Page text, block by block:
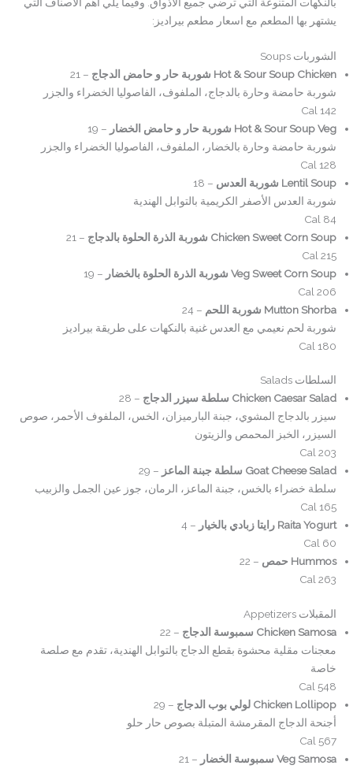
يشتهر بها المطعم مع اسعار مطعم بيراديز:
الشوربات Soups
Hot & Sour Soup Chicken شوربة حار و حامض الدجاج
– 21
شوربة حامضة وحارة بالدجاج، الملفوف، الفاصوليا الخضراء والجزر
142 Cal
Hot & Sour Soup Veg شوربة حار و حامض الخضار
– 19
شوربة حامضة وحارة بالخضار، الملفوف، الفاصوليا الخضراء والجزر
128 Cal
Lentil Soup شوربة العدس
– 18
شوربة العدس الأصفر الكريمية بالتوابل الهندية
84 Cal
Chicken Sweet Corn Soup شوربة الذرة الحلوة بالدجاج
– 21
215 Cal
Veg Sweet Corn Soup شوربة الذرة الحلوة بالخضار
– 19
206 Cal
Mutton Shorba شوربة اللحم
– 24
شوربة لحم نعيمي مع العدس غنية بالنكهات على طريقة بيراديز
180 Cal
السلطات Salads
Chicken Caesar Salad سلطة سيزر الدجاج
– 28
سيزر بالدجاج المشوي، جبنة البارميزان، الخس، الملفوف الأحمر، صوص
السيزر، الخبز المحمص والزيتون
203 Cal
Goat Cheese Salad سلطة جبنة الماعز
– 29
سلطة خضراء بالخس، جبنة الماعز، الرمان، جوز عين الجمل والزبيب
165 Cal
Raita Yogurt رايتا زبادي بالخيار
– 4
60 Cal
Hummos حمص
– 22
263 Cal
المقبلات Appetizers
Chicken Samosa سمبوسة الدجاج
– 22
معجنات مقلية محشوة بقطع الدجاج بالتوابل الهندية، تقدم مع صلصة
خاصة
548 Cal
Chicken Lollipop لولي بوب الدجاج
– 29
أجنحة الدجاج المقرمشة المتبلة بصوص حار حلو
567 Cal
Veg Samosa سمبوسة الخضار
– 21